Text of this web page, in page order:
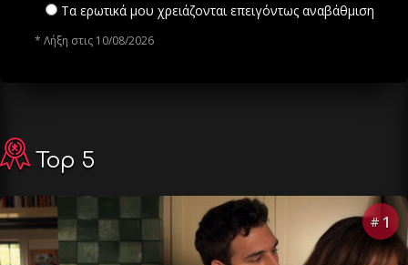
Τα ερωτικά μου χρειάζονται επειγόντως αναβάθμιση
* Λήξη στις 10/08/2026
Top 5
# 1